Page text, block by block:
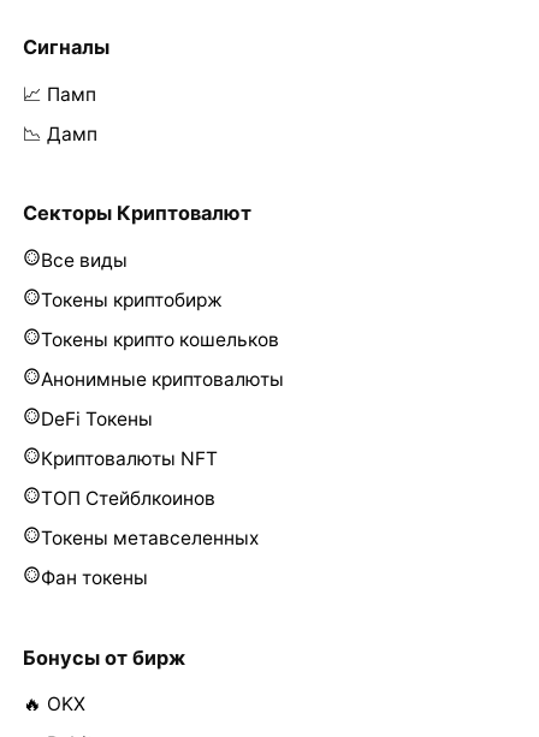
Сигналы
📈 Памп
📉 Дамп
Секторы Криптовалют
Все виды
Токены криптобирж
Токены крипто кошельков
Анонимные криптовалюты
DeFi Токены
Криптовалюты NFT
ТОП Стейблкоинов
Токены метавселенных
Фан токены
Бонусы от бирж
🔥 OKX